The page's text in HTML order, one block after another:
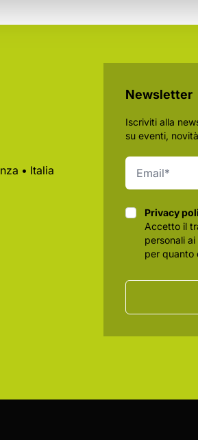
• Italia
Newsletter
Iscriviti alla
su eventi,
Privacy
Privacy
Accetto il
personali
per quanto